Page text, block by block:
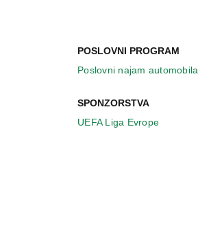
POSLOVNI PROGRAM
Poslovni najam automobila
SPONZORSTVA
UEFA Liga Evrope